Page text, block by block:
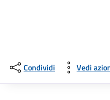
Condividi Vedi